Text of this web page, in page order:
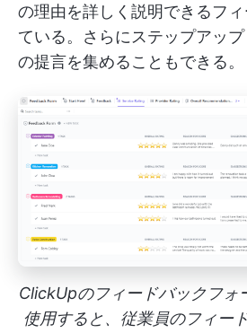
の理由を詳しく説明できるフ
ている。さらにステップアッ
の提言を集めることもできる。
ClickUpのフィードバックフォ
使用すると、従業員のフィー